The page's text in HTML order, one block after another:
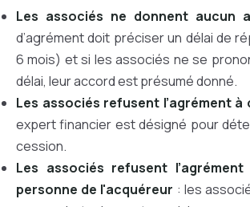
Les associés ne donnent aucun
d’agrément doit préciser un délai de
6 mois) et si les associés ne se
délai, leur accord est présumé donné.
Les associés refusent l’agrément à
expert financier est désigné pour
cession.
Les associés refusent
personne de l'acquéreur : les